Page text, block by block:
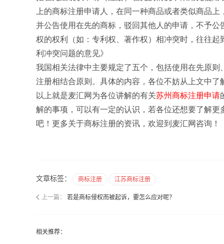
上的商标注册申请人，在同一种商品或者类似商品
并公告使用在先的商标，驳回其他人的申请，不予
权的权利（如：专利权、著作权）相冲突时，往往
利冲突问题的意见》
我国相关法律中主要规定了五个，包括使用在先原
注册相结合原则。具体的内容，各位不妨从上文中
以上就是麦汇网为各位讲解的有关苏州商标注册申请
解的事项，可以有一定的认识，若各位还想要了解
吧！更多关于商标注册的资讯，欢迎到麦汇网咨询！
文章标签： 商标注册 江苏商标注册
上一篇： 若是商标侵权而被起诉，要怎么应对呢？
相关推荐：